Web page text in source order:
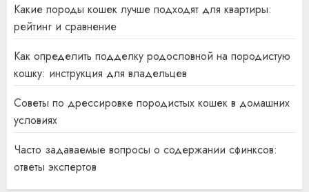
Какие породы кошек лучше подходят для квартиры:
рейтинг и сравнение
Как определить подделку родословной на породистую
кошку: инструкция для владельцев
Советы по дрессировке породистых кошек в домашних
условиях
Часто задаваемые вопросы о содержании сфинксов:
ответы экспертов